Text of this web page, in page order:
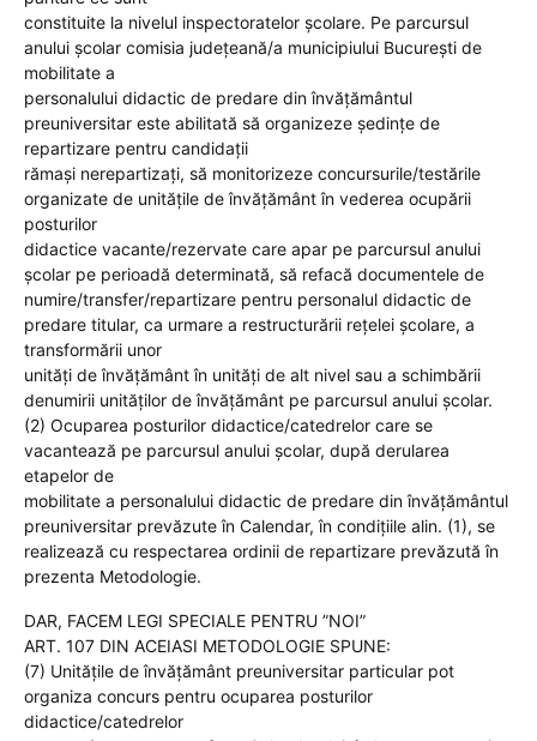
constituite la nivelul inspectoratelor şcolare. Pe parcursul
anului şcolar comisia judeţeană/a municipiului Bucureşti de
mobilitate a
personalului didactic de predare din învăţământul
preuniversitar este abilitată să organizeze ședințe de
repartizare pentru candidaţii
rămaşi nerepartizaţi, să monitorizeze concursurile/testările
organizate de unităţile de învăţământ în vederea ocupării
posturilor
didactice vacante/rezervate care apar pe parcursul anului
şcolar pe perioadă determinată, să refacă documentele de
numire/transfer/repartizare pentru personalul didactic de
predare titular, ca urmare a restructurării reţelei şcolare, a
transformării unor
unităţi de învăţământ în unităţi de alt nivel sau a schimbării
denumirii unităţilor de învăţământ pe parcursul anului şcolar.
(2) Ocuparea posturilor didactice/catedrelor care se
vacantează pe parcursul anului şcolar, după derularea
etapelor de
mobilitate a personalului didactic de predare din învăţământul
preuniversitar prevăzute în Calendar, în condiţiile alin. (1), se
realizează cu respectarea ordinii de repartizare prevăzută în
prezenta Metodologie.
DAR, FACEM LEGI SPECIALE PENTRU ”NOI”
ART. 107 DIN ACEIASI METODOLOGIE SPUNE:
(7) Unităţile de învăţământ preuniversitar particular pot
organiza concurs pentru ocuparea posturilor
didactice/catedrelor